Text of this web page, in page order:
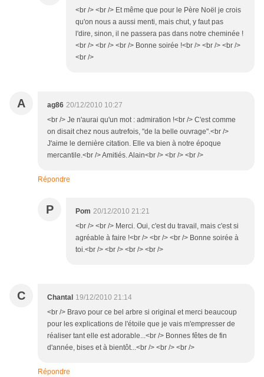
<br /> <br /> Et même que pour le Père Noël je crois
qu'on nous a aussi menti, mais chut, y faut pas
l'dire, sinon, il ne passera pas dans notre cheminée !
<br /> <br /> <br /> Bonne soirée !<br /> <br /> <br />
<br />
A ag86 20/12/2010 10:27
<br /> Je n'aurai qu'un mot : admiration !<br /> C'est comme
on disait chez nous autrefois, "de la belle ouvrage".<br />
J'aime le dernière citation. Elle va bien à notre époque
mercantile.<br /> Amitiés. Alain<br /> <br /> <br />
Répondre
P Pom 20/12/2010 21:21
<br /> <br /> Merci. Oui, c'est du travail, mais c'est si
agréable à faire !<br /> <br /> <br /> Bonne soirée à
toi.<br /> <br /> <br /> <br />
C Chantal 19/12/2010 21:14
<br /> Bravo pour ce bel arbre si original et merci beaucoup
pour les explications de l'étoile que je vais m'empresser de
réaliser tant elle est adorable...<br /> Bonnes fêtes de fin
d'année, bises et à bientôt...<br /> <br /> <br />
Répondre